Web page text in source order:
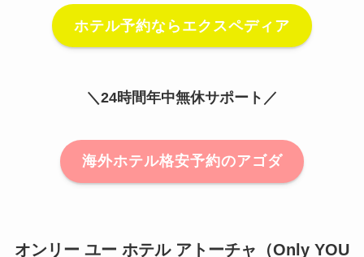
ホテル予約ならエクスペディア
＼24時間年中無休サポート／
海外ホテル格安予約のアゴダ
オンリー ユー ホテル アトーチャ（Only YOU